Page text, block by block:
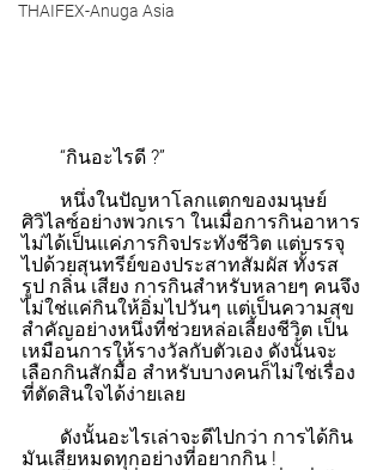
THAIFEX-Anuga Asia
        “กินอะไรดี ?”
ศิวิไลซ์อย่างพวกเรา ในเมื่อการกินอาหาร
ไม่ได้เป็นแค่ภารกิจประทังชีวิต แต่บรรจุ
ไปด้วยสุนทรีย์ของประสาทสัมผัส ทั้งรส
รูป กลิ่น เสียง การกินสำหรับหลายๆ คนจึง
ไม่ใช่แค่กินให้อิ่มไปวันๆ แต่เป็นความสุข
สำคัญอย่างหนึ่งที่ช่วยหล่อเลี้ยงชีวิต เป็น
เหมือนการให้รางวัลกับตัวเอง ดังนั้นจะ
เลือกกินสักมื้อ สำหรับบางคนก็ไม่ใช่เรื่อง
ที่ตัดสินใจได้ง่ายเลย
มันเสียหมดทุกอย่างที่อยากกิน !